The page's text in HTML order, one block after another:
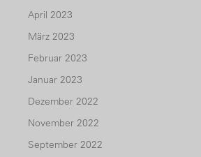
April 2023
März 2023
Februar 2023
Januar 2023
Dezember 2022
November 2022
September 2022